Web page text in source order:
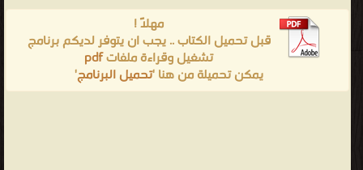
مهلاً !
قبل تحميل الكتاب .. يجب ان يتوفر لديكم برنامج
تشغيل وقراءة ملفاتpdf
يمكن تحميلة من هنا 'تحميل البرنامج'